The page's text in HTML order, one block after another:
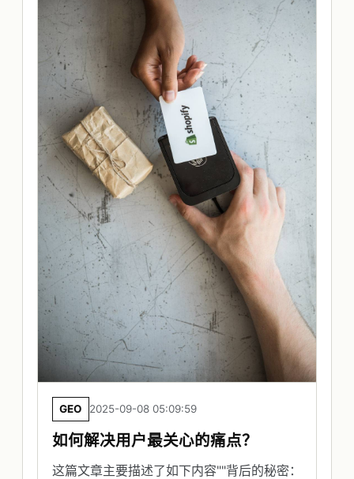
GEO 2025-09-08 05:09:59
如何解决用户最关心的痛点？
这篇文章主要描述了如下内容""背后的秘密：